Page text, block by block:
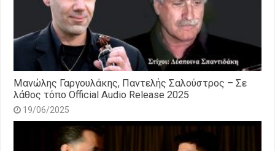
Μανώλης Γαργουλάκης, Παντελής Σαλούστρος – Σε
λάθος τόπο Official Audio Release 2025
19/06/2025